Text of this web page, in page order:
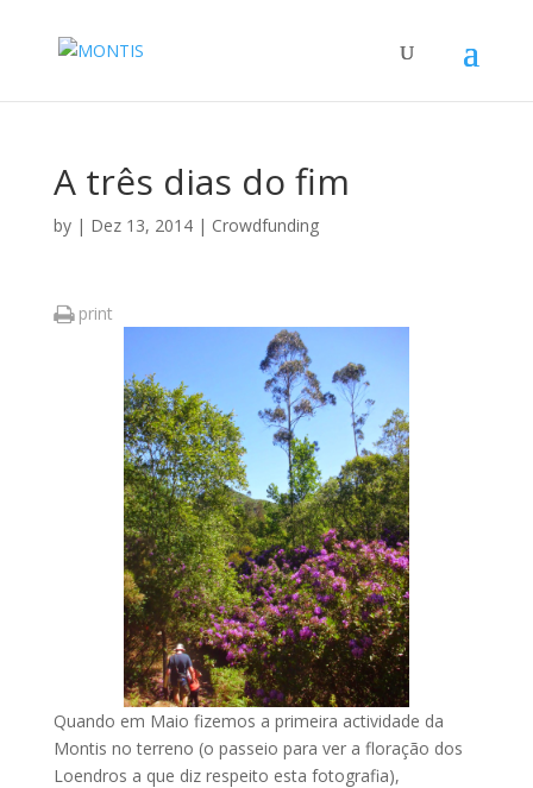
A três dias do fim
by | Dez 13, 2014| Crowdfunding
print
Quando em Maio fizemos a primeira actividade da
Montis no terreno (o passeio para ver a floração dos
Loendros a que diz respeito esta fotografia),